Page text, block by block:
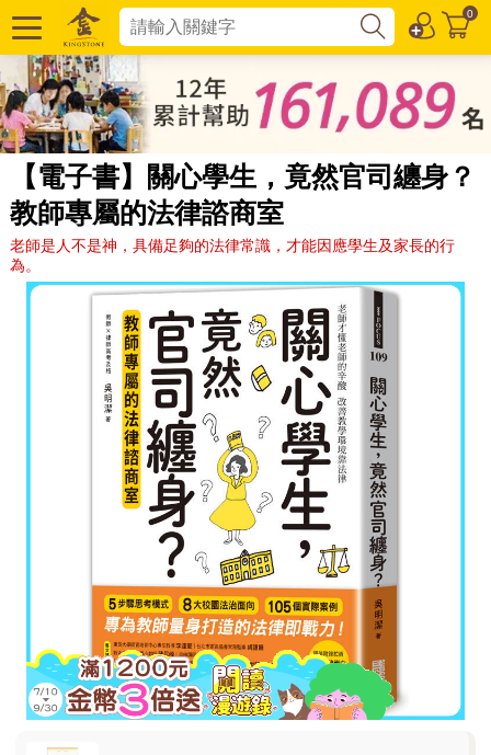
0
【電子書】關心學生，竟然官司纏身？
教師專屬的法律諮商室
老師是人不是神，具備足夠的法律常識，才能因應學生及家長的行
為。